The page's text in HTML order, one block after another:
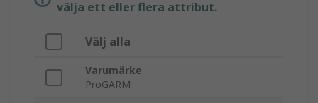
välja ett eller flera attribut.
Välj alla
Varumärke
ProGARM